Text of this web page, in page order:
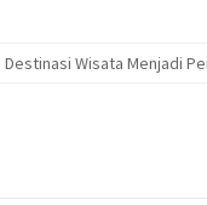
Wisata Menjadi